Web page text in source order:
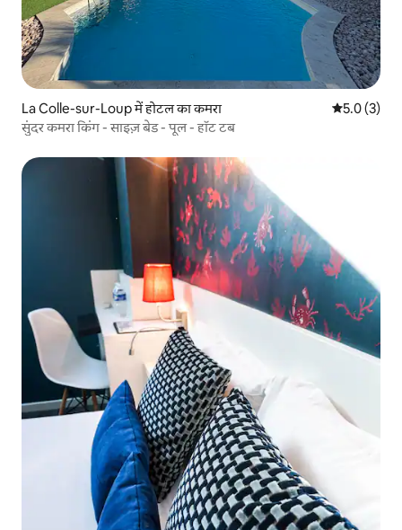
La Colle-sur-Loup में होटल का कमरा औसत रेटिंग 5
5.0 (3)
सुंदर कमरा किंग - साइज़ बेड - पूल - हॉट टब